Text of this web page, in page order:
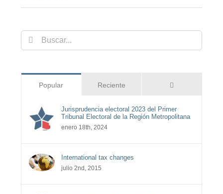
Buscar:
Popular Reciente
Jurisprudencia electoral 2023 del Primer
Tribunal Electoral de la Región Metropolitana
enero 18th, 2024
International tax changes
julio 2nd, 2015